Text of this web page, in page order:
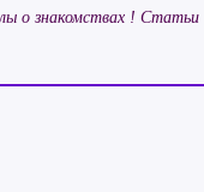
о знакомствах !